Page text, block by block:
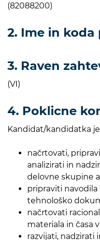
(82088200)
2. Ime in koda
3. Raven
(VI)
4. Poklicne
Kandidat/kandidatka
načrtovati,
analizirati in
delovne skupine
pripraviti
tehnološko
načrtovati
materiala in časa
razvijati, nadzirati